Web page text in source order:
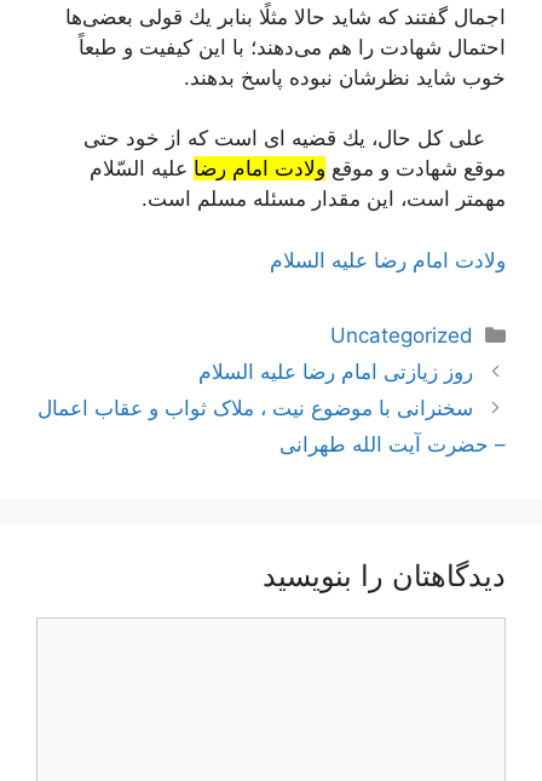
اجمال گفتند كه شاید حالا مثلًا بنابر یك قولی بعضی‌ها
احتمال شهادت را هم می‌دهند؛ با این كیفیت و طبعاً
خوب شاید نظرشان نبوده پاسخ بدهند.
علی كل حال، یك قضیه ای است كه از خود حتی
موقع شهادت و موقع ولادت امام رضا علیه السّلام
مهمتر است، این مقدار مسئله مسلم است.
ولادت امام رضا علیه السلام
دسته‌ها
Uncategorized
ناوبری
نوشته‌ها
روز زیازتی امام رضا علیه السلام
سخنرانی با موضوع نیت ، ملاک ثواب و عقاب اعمال
– حضرت آیت الله طهرانی
دیدگاهتان را بنویسید